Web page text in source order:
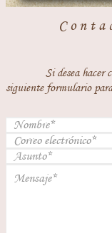
Si desea hacer
siguiente formulario